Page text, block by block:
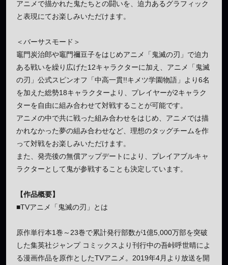
アニメで描かれた鬼たちとの闘いを、迫力あるグラフィック
と表現にてお楽しみいただけます。
＜バーサスモード＞
竈門炭治郎や竈門禰豆子をはじめアニメ「鬼滅の刃」で迫力
ある戦いを繰り広げた12キャラクターに加え、アニメ「鬼滅
の刃」公式スピンオフ「中高一貫!!キメツ学園物語」より6名
を加えた総勢18キャラクターより、プレイヤーが2キャラク
ターを自由に組み合わせて対戦することが可能です。
アニメの中で共に戦った組み合わせをはじめ、アニメでは描
かれなかった夢の組み合わせなど、理想のタッグチームを作
って対戦をお楽しみいただけます。
また、発売後の無償アップデートにより、プレイアブルキャ
ラクターとして鬼が参戦することも決定しています。
【作品概要】
■TVアニメ「鬼滅の刃」とは
原作単行本1巻～23巻で累計発行部数が1億5,000万部を突破
した集英社ジャンプ コミックスより刊行中の吾峠呼世晴によ
る漫画作品を原作としたTVアニメ。2019年4月より放送を開